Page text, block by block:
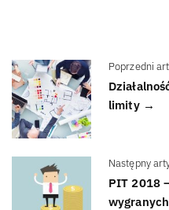
Poprzedni
limity →
Następny
PIT 2018